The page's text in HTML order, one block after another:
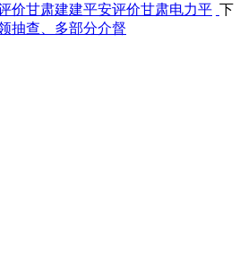
价甘肃建建平安评价甘肃电力平 下
抽查、多部分介督